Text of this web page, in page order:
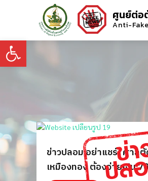
Open toolbar
ศูนย์ต่อ
Anti-
ข่าวปลอม อย่าแชร์! ศาล
เหมืองทอง ต้องจ่ายเงิน